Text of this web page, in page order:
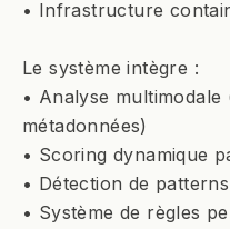
• Infrastructure
Le système intègre :
• Analyse multimodale
métadonnées)
• Scoring dynamique
• Détection de
• Système de règles